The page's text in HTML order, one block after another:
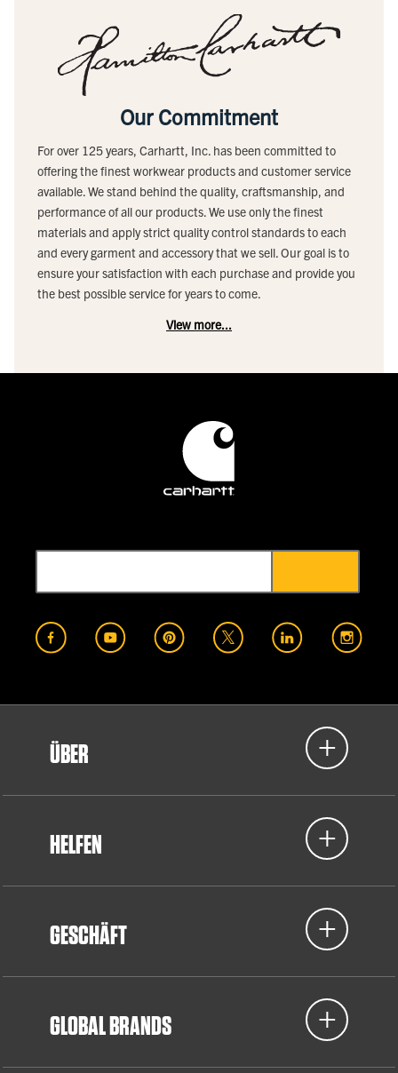
Our Commitment
For over 125 years, Carhartt, Inc. has been committed to
offering the finest workwear products and customer service
available. We stand behind the quality, craftsmanship, and
performance of all our products. We use only the finest
materials and apply strict quality control standards to each
and every garment and accessory that we sell. Our goal is to
ensure your satisfaction with each purchase and provide you
the best possible service for years to come.
View more...
ÜBER
HELFEN
GESCHÄFT
GLOBAL BRANDS